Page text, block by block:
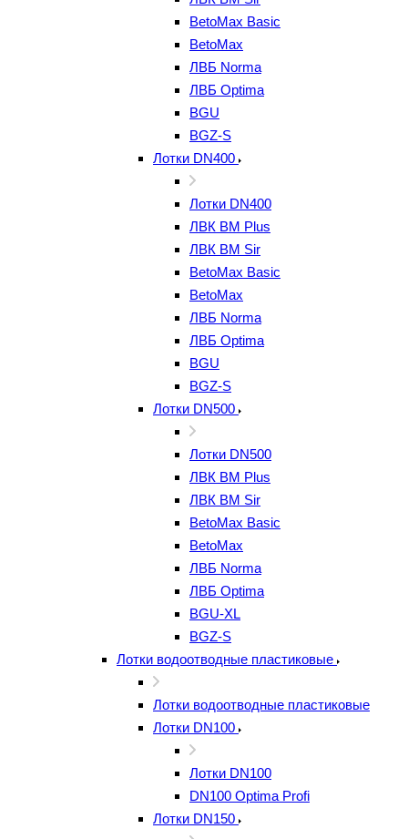
BetoMax Basic
BetoMax
ЛВБ Norma
ЛВБ Optima
BGU
BGZ-S
Лотки DN400
Лотки DN400
ЛВК ВМ Plus
ЛВК ВМ Sir
BetoMax Basic
BetoMax
ЛВБ Norma
ЛВБ Optima
BGU
BGZ-S
Лотки DN500
Лотки DN500
ЛВК ВМ Plus
ЛВК ВМ Sir
BetoMax Basic
BetoMax
ЛВБ Norma
ЛВБ Optima
BGU-XL
BGZ-S
Лотки водоотводные пластиковые
Лотки водоотводные пластиковые
Лотки DN100
Лотки DN100
DN100 Optima Profi
Лотки DN150